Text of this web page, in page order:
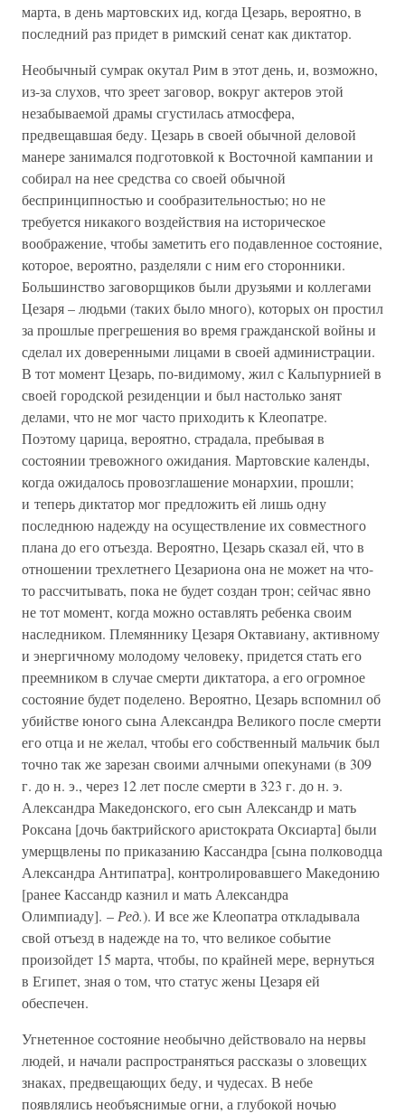
марта, в день мартовских ид, когда Цезарь, вероятно, в
последний раз придет в римский сенат как диктатор.
Необычный сумрак окутал Рим в этот день, и, возможно,
из-за слухов, что зреет заговор, вокруг актеров этой
незабываемой драмы сгустилась атмосфера,
предвещавшая беду. Цезарь в своей обычной деловой
манере занимался подготовкой к Восточной кампании и
собирал на нее средства со своей обычной
беспринципностью и сообразительностью; но не
требуется никакого воздействия на историческое
воображение, чтобы заметить его подавленное состояние,
которое, вероятно, разделяли с ним его сторонники.
Большинство заговорщиков были друзьями и коллегами
Цезаря – людьми (таких было много), которых он простил
за прошлые прегрешения во время гражданской войны и
сделал их доверенными лицами в своей администрации.
В тот момент Цезарь, по-видимому, жил с Кальпурнией в
своей городской резиденции и был настолько занят
делами, что не мог часто приходить к Клеопатре.
Поэтому царица, вероятно, страдала, пребывая в
состоянии тревожного ожидания. Мартовские календы,
когда ожидалось провозглашение монархии, прошли;
и теперь диктатор мог предложить ей лишь одну
последнюю надежду на осуществление их совместного
плана до его отъезда. Вероятно, Цезарь сказал ей, что в
отношении трехлетнего Цезариона она не может на что-
то рассчитывать, пока не будет создан трон; сейчас явно
не тот момент, когда можно оставлять ребенка своим
наследником. Племяннику Цезаря Октавиану, активному
и энергичному молодому человеку, придется стать его
преемником в случае смерти диктатора, а его огромное
состояние будет поделено. Вероятно, Цезарь вспомнил об
убийстве юного сына Александра Великого после смерти
его отца и не желал, чтобы его собственный мальчик был
точно так же зарезан своими алчными опекунами (в 309
г. до н. э., через 12 лет после смерти в 323 г. до н. э.
Александра Македонского, его сын Александр и мать
Роксана [дочь бактрийского аристократа Оксиарта] были
умерщвлены по приказанию Кассандра [сына полководца
Александра Антипатра], контролировавшего Македонию
[ранее Кассандр казнил и мать Александра
Олимпиаду]. – Ред.). И все же Клеопатра откладывала
свой отъезд в надежде на то, что великое событие
произойдет 15 марта, чтобы, по крайней мере, вернуться
в Египет, зная о том, что статус жены Цезаря ей
обеспечен.
Угнетенное состояние необычно действовало на нервы
людей, и начали распространяться рассказы о зловещих
знаках, предвещающих беду, и чудесах. В небе
появлялись необъяснимые огни, а глубокой ночью